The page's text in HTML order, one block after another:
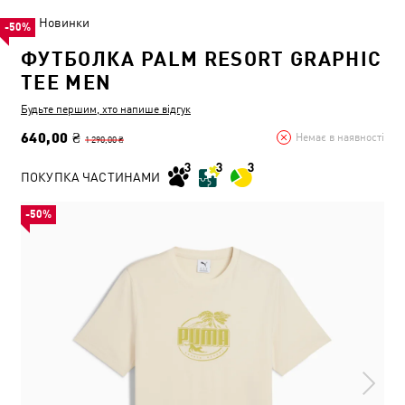
Новинки
ФУТБОЛКА PALM RESORT GRAPHIC
TEE MEN
Будьте першим, хто напише відгук
640,00 ₴ 1 290,00 ₴ Немає в наявності
-50%
ПОКУПКА ЧАСТИНАМИ
-50%